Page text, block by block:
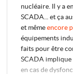
nucléaire. Il y a
SCADA... et ça
et mêmeencore
équipements
faits pour être
SCADA
en cas de